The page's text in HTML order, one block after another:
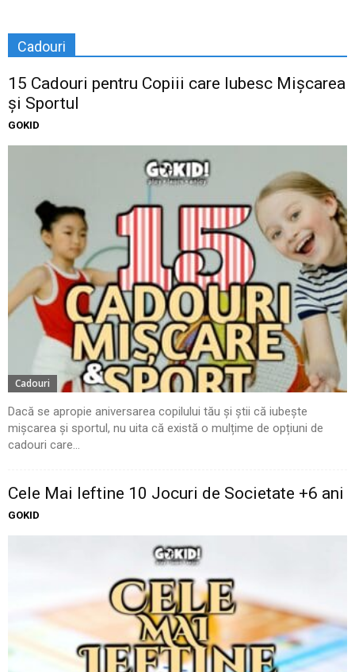
Cadouri
15 Cadouri pentru Copiii care Iubesc Mișcarea
și Sportul
GOKID
Cadouri
Dacă se apropie aniversarea copilului tău și știi că iubește
mișcarea și sportul, nu uita că există o mulțime de opțiuni de
cadouri care...
Cele Mai Ieftine 10 Jocuri de Societate +6 ani
GOKID